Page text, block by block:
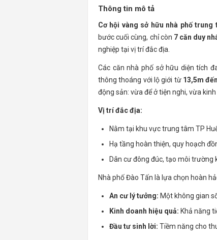
Thông tin mô tả
Cơ hội vàng sở hữu nhà phố trung
bước cuối cùng, chỉ còn 7 căn duy
nghiệp tại vị trí đắc địa.
Các căn nhà phố sở hữu diện tích
thông thoáng với lộ giới từ 13,5m
động sản: vừa để ở tiện nghi, vừa
Vị trí đắc địa:
Nằm tại khu vực trung tâm TP
Hạ tầng hoàn thiện, quy hoạch
Dân cư đông đúc, tạo môi trường
Nhà phố Đào Tấn là lựa chọn hoàn
An cư lý tưởng: Một không gian
Kinh doanh hiệu quả: Khả năng
Đầu tư sinh lời: Tiềm năng cho